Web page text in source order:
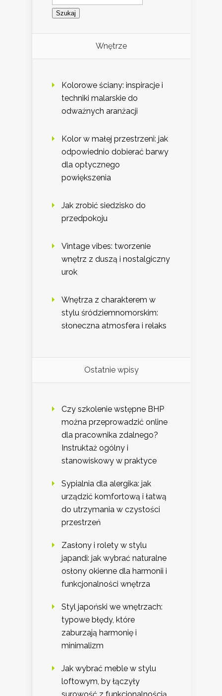
Wnętrze
Kolorowe ściany: inspiracje i
techniki malarskie do
odważnych aranżacji
Kolor w małej przestrzeni: jak
odpowiednio dobierać barwy
dla optycznego
powiększenia
Jak zrobić siedzisko do
przedpokoju
Vintage vibes: tworzenie
wnętrz z duszą i nostalgiczny
urok
Wnętrza z charakterem w
stylu śródziemnomorskim:
słoneczna atmosfera i relaks
Ostatnie wpisy
Czy szkolenie wstępne BHP
można przeprowadzić online
dla pracownika zdalnego?
Instruktaż ogólny i
stanowiskowy w praktyce
Sypialnia dla alergika: jak
urządzić komfortową i łatwą
do utrzymania w czystości
przestrzeń
Zasłony i rolety w stylu
japandi: jak wybrać naturalne
osłony okienne dla harmonii i
funkcjonalności wnętrza
Styl japoński we wnętrzach:
typowe błędy, które
zaburzają harmonię i
minimalizm
Jak wybrać meble w stylu
loftowym, by łączyły